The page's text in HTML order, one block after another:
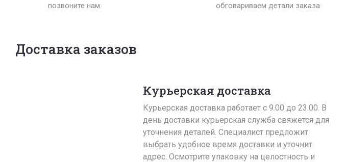
позвоните нам
обговариваем детали заказа
Доставка заказов
Курьерская доставка
Курьерская доставка работает с 9.00 до 23.00. В
день доставки курьерская служба свяжется для
уточнения деталей. Специалист предложит
выбрать удобное время доставки и уточнит
адрес. Осмотрите упаковку на целостность и